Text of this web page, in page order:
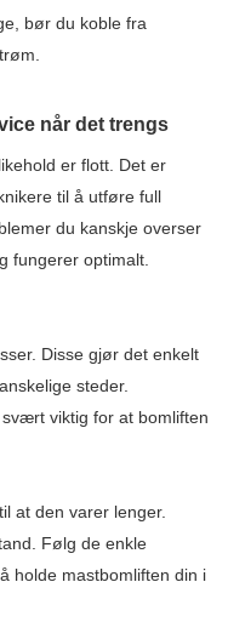
bør du koble fra
når det trengs
er flott. Det er
til å utføre full
du kanskje overser
fungerer optimalt.
Disse gjør det enkelt
steder.
viktig for at bomliften
at den varer lenger.
Følg de enkle
holde mastbomliften din i